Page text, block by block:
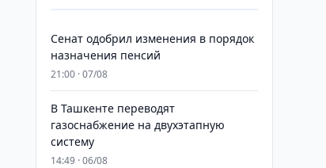
Сенат одобрил изменения в порядок
назначения пенсий
21:00 · 07/08
В Ташкенте переводят
газоснабжение на двухэтапную
систему
14:49 · 06/08